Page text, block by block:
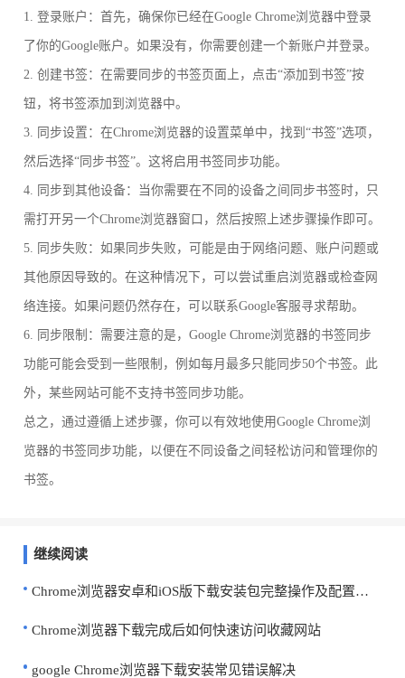
1. 登录账户：首先，确保你已经在Google Chrome浏览器中登录
了你的Google账户。如果没有，你需要创建一个新账户并登录。
2. 创建书签：在需要同步的书签页面上，点击“添加到书签”按
钮，将书签添加到浏览器中。
3. 同步设置：在Chrome浏览器的设置菜单中，找到“书签”选项，
然后选择“同步书签”。这将启用书签同步功能。
4. 同步到其他设备：当你需要在不同的设备之间同步书签时，只
需打开另一个Chrome浏览器窗口，然后按照上述步骤操作即可。
5. 同步失败：如果同步失败，可能是由于网络问题、账户问题或
其他原因导致的。在这种情况下，可以尝试重启浏览器或检查网
络连接。如果问题仍然存在，可以联系Google客服寻求帮助。
6. 同步限制：需要注意的是，Google Chrome浏览器的书签同步
功能可能会受到一些限制，例如每月最多只能同步50个书签。此
外，某些网站可能不支持书签同步功能。
总之，通过遵循上述步骤，你可以有效地使用Google Chrome浏
览器的书签同步功能，以便在不同设备之间轻松访问和管理你的
书签。
继续阅读
Chrome浏览器安卓和iOS版下载安装包完整操作及配置方法
Chrome浏览器下载完成后如何快速访问收藏网站
google Chrome浏览器下载安装常见错误解决